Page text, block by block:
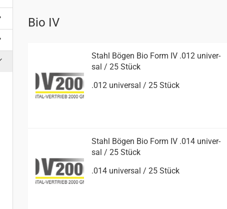
Bio IV
Stahl Bögen Bio Form IV .012 uni­ver­
sal / 25 Stück
.012 uni­ver­sal / 25 Stück
Stahl Bögen Bio Form IV .014 uni­ver­
sal / 25 Stück
.014 uni­ver­sal / 25 Stück